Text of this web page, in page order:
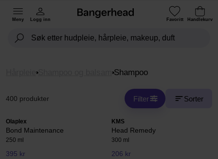
Meny Logg inn Favoritt Handlekurv
Shampoo og balsam Shampoo
400 produkter Filter Sorter
Olaplex
Bond Maintenance
250 ml
395 kr
KMS
Head Remedy
300 ml
206 kr